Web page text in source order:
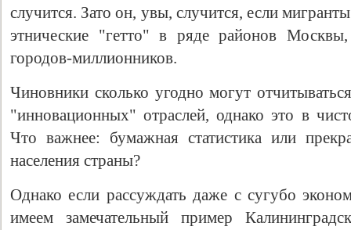
случится. Зато он, увы, случится, если
этнические "гетто" в ряде районов
городов-миллионников.
Чиновники сколько угодно могут
"инновационных" отраслей, однако это в
Что важнее: бумажная статистика или
населения страны?
Однако если рассуждать даже с сугубо
имеем замечательный пример